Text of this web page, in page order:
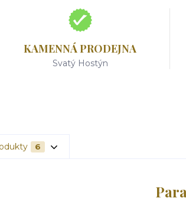
KAMENNÁ PRODEJNA
Svatý Hostýn
6